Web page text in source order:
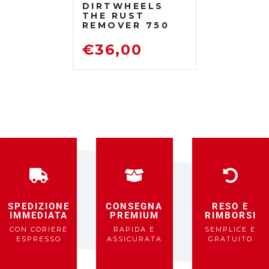
DIRTWHEELS
THE RUST
REMOVER 750
DISOSSIDANTE
RIMUOVI
€36,00
SPEDIZIONE
IMMEDIATA
CON CORIERE
ESPRESSO
CONSEGNA
PREMIUM
RAPIDA E
ASSICURATA
RESO E
RIMBORSI
SEMPLICE E
GRATUITO